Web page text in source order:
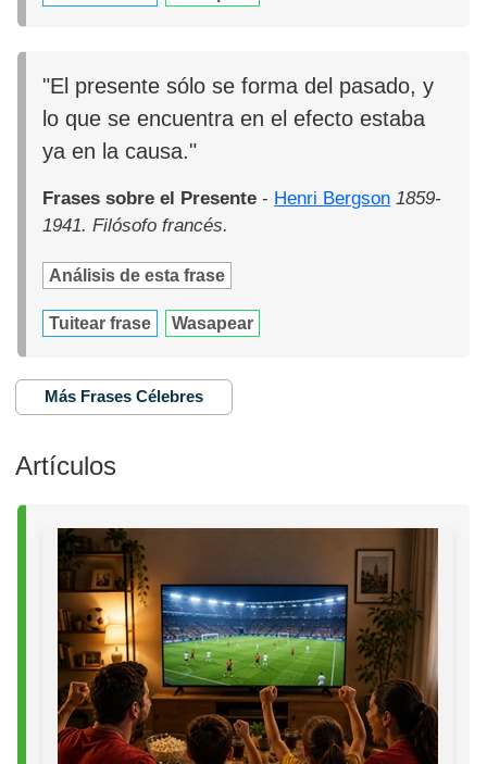
"El presente sólo se forma del pasado, y
lo que se encuentra en el efecto estaba
ya en la causa."
Frases sobre el Presente - Henri Bergson 1859-
1941. Filósofo francés.
Análisis de esta frase
Tuitear frase Wasapear
Más Frases Célebres
Artículos